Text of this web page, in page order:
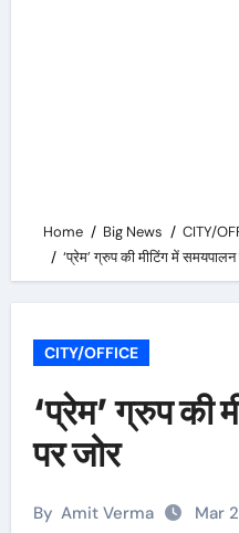
Home Big News
CITY/
‘प्रेम’ ग्रुप की मीटिंग में समयपालन
CITY/OFFICE
‘प्रेम’ ग्रुप की
पर जोर
By Amit Verma Mar